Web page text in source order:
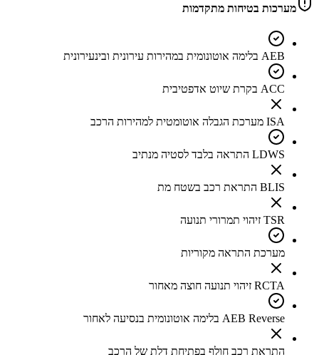
מערכות בטיחות מתקדמות
AEB בלימה אוטונומית במהירות עירונית ובינעירונית
ACC בקרת שיוט אדפטיבית
ISA מערכת הגבלה אוטומטית למהירות הרכב
LDWS התראה בלבד לסטיה מנתיב
BLIS התראת רכב בשטח מת
TSR זיהוי תמרורי תנועה
מערכת התראה מקוריות
RCTA זיהוי תנועה חוצה מאחור
AEB Reverse בלימה אוטונומית בנסיעה לאחור
התראת רכב חולף בפתיחת דלת של הרכב